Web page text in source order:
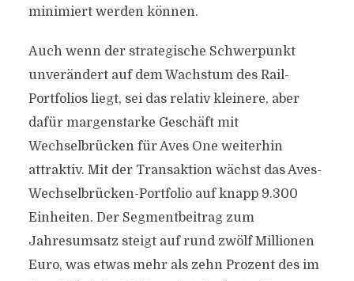
minimiert werden können.
Auch wenn der strategische Schwerpunkt
unverändert auf dem Wachstum des Rail-
Portfolios liegt, sei das relativ kleinere, aber
dafür margenstarke Geschäft mit
Wechselbrücken für Aves One weiterhin
attraktiv. Mit der Transaktion wächst das Aves-
Wechselbrücken-Portfolio auf knapp 9.300
Einheiten. Der Segmentbeitrag zum
Jahresumsatz steigt auf rund zwölf Millionen
Euro, was etwas mehr als zehn Prozent des im